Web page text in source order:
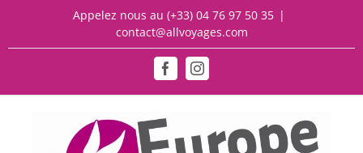
Appelez nous au (+33) 04 76 97 50 35 |
contact@allvoyages.com
FacebookInstagram